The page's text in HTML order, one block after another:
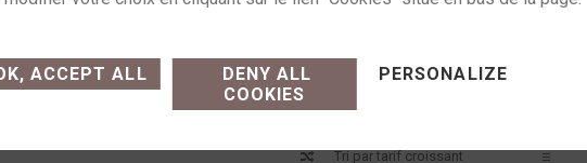
ACCEPT ALL
DENY ALL
COOKIES
PERSONALIZE